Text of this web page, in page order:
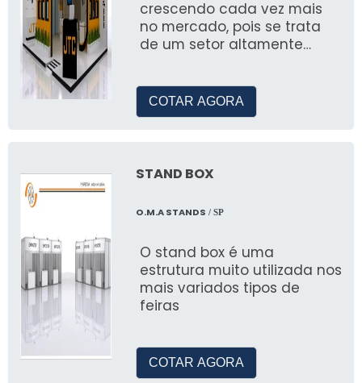
crescendo cada vez mais
no mercado, pois se trata
de um setor altamente
variados nichos de
mercado
COTAR AGORA
STAND BOX
O.M.A STANDS / SP
O stand box é uma
estrutura muito utilizada nos
mais variados tipos de
feiras
COTAR AGORA